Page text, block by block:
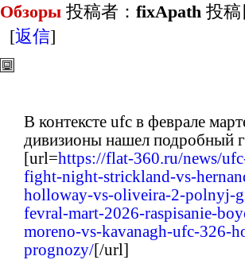
Обзоры 投稿者： fixApath 投稿
[返信]
В контексте ufc в феврале
дивизионы нашел подробный
[url=https://flat-360.ru/news/
fight-night-strickland-vs-
holloway-vs-oliveira-2-polnyj-
fevral-mart-2026-raspisanie-
moreno-vs-kavanagh-ufc-
prognozy/[/url]